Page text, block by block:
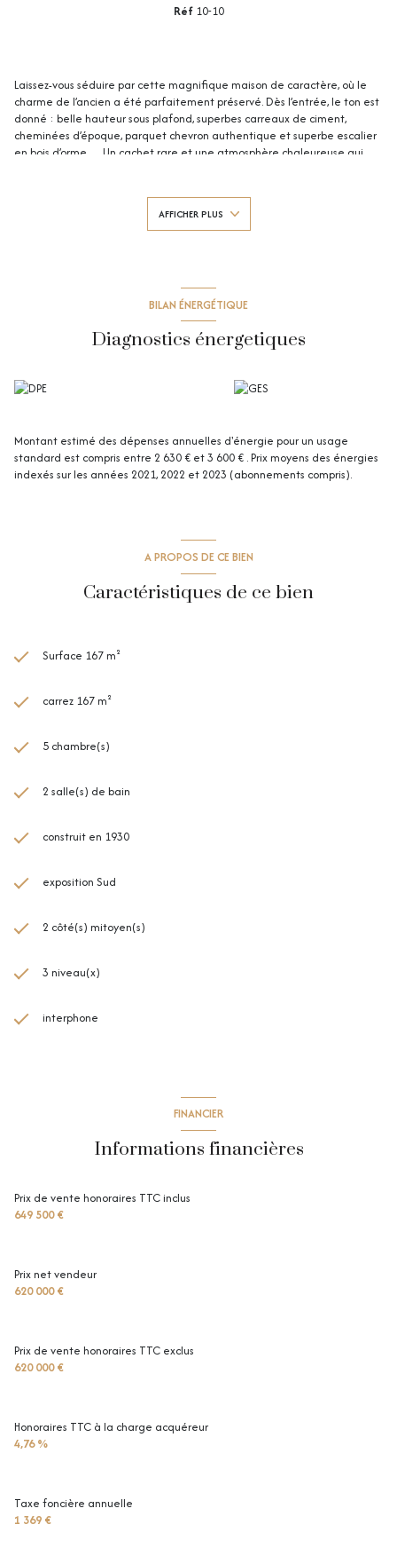
Réf 10-10
Laissez-vous séduire par cette magnifique maison de caractère, où le
charme de l’ancien a été parfaitement préservé. Dès l’entrée, le ton est
donné : belle hauteur sous plafond, superbes carreaux de ciment,
cheminées d’époque, parquet chevron authentique et superbe escalier
en bois d’orme… Un cachet rare et une atmosphère chaleureuse qui
La maison s’ouvre sur un magnifique hall d’entrée mettant en valeur
l’escalier d’origine. Vous découvrirez ensuite un triple séjour lumineux et
Aux étages, l’espace nuit propose cinq belles chambres, toutes
empreintes du charme de l’ancien, ainsi que deux salles de bains,
offrant confort et fonctionnalité pour toute la famille.
Une grande cave saine vient parfaire les prestations de ce bien.
À l’extérieur, vous profiterez d’un magnifique extérieur verdoyant, idéal
La maison bénéficie d’un emplacement privilégié dans un quartier
Une maison de charme rare sur le secteur, idéale pour les amateurs
d’authenticité et de belles demeures
AFFICHER PLUS
BILAN ÉNERGÉTIQUE
Diagnostics énergetiques
Montant estimé des dépenses annuelles d'énergie pour un usage
standard est compris entre 2 630 € et 3 600 € . Prix moyens des énergies
indexés sur les années 2021, 2022 et 2023 (abonnements compris).
A PROPOS DE CE BIEN
Caractéristiques de ce bien
Surface 167 m²
carrez 167 m²
5 chambre(s)
2 salle(s) de bain
construit en 1930
exposition Sud
2 côté(s) mitoyen(s)
3 niveau(x)
interphone
FINANCIER
Informations financières
Prix de vente honoraires TTC inclus
649 500 €
Prix net vendeur
620 000 €
Prix de vente honoraires TTC exclus
620 000 €
Honoraires TTC à la charge acquéreur
4,76 %
Taxe foncière annuelle
1 369 €